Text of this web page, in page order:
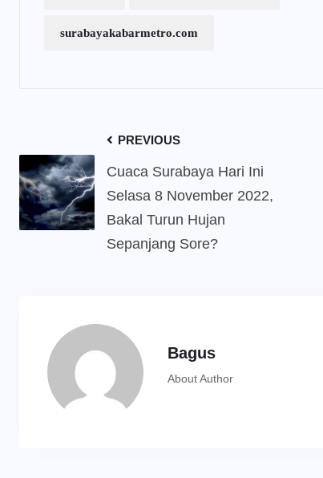
surabayakabarmetro.com
PREVIOUS
Cuaca Surabaya Hari Ini
Selasa 8 November 2022,
Bakal Turun Hujan
Sepanjang Sore?
Bagus
About Author